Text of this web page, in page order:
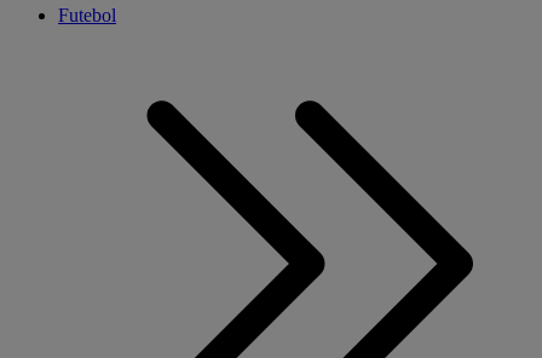
Futebol